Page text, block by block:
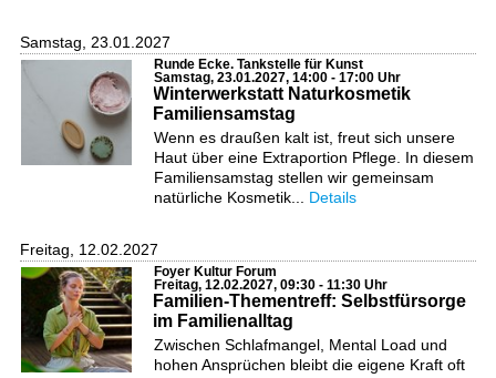
Samstag, 23.01.2027
Runde Ecke. Tankstelle für Kunst
Samstag, 23.01.2027, 14:00 - 17:00 Uhr
Winterwerkstatt Naturkosmetik
Familiensamstag
Wenn es draußen kalt ist, freut sich unsere
Haut über eine Extraportion Pflege. In diesem
Familiensamstag stellen wir gemeinsam
natürliche Kosmetik... Details
Freitag, 12.02.2027
Foyer Kultur Forum
Freitag, 12.02.2027, 09:30 - 11:30 Uhr
Familien-Thementreff: Selbstfürsorge
im Familienalltag
Zwischen Schlafmangel, Mental Load und
hohen Ansprüchen bleibt die eigene Kraft oft